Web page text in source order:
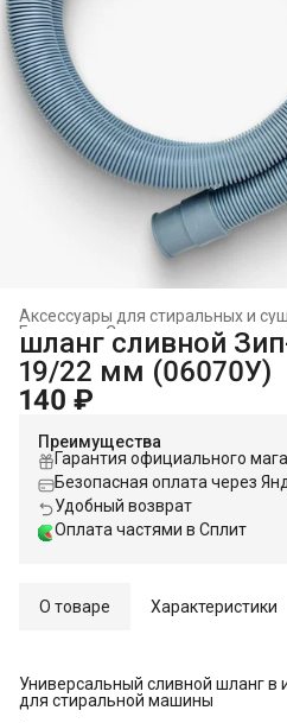
Аксессуары для стиральных и
Стиральные и
Главная ›
шланг сливной
19/22 мм (06070У)
140 ₽
Преимущества
Гарантия официального
Безопасная оплата через
Удобный возврат
Оплата частями в Сплит
О товаре Характеристики
Универсальный сливной шланг в
для стиральной машины